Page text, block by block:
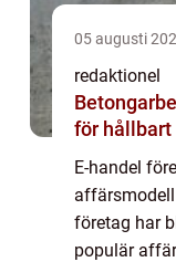
05 augusti
redaktionel
Betongarbeten
för hållbart
E-handel
företag har
populär